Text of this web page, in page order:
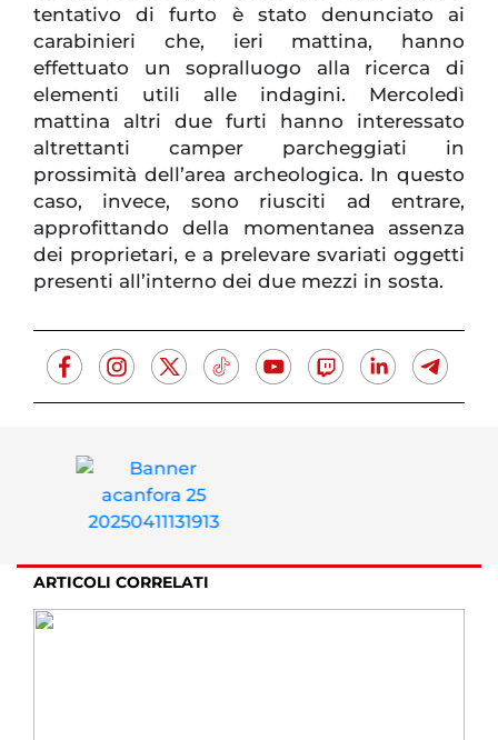
tentativo di furto è stato denunciato ai
carabinieri che, ieri mattina, hanno
effettuato un sopralluogo alla ricerca di
elementi utili alle indagini. Mercoledì
mattina altri due furti hanno interessato
altrettanti camper parcheggiati in
prossimità dell’area archeologica. In questo
caso, invece, sono riusciti ad entrare,
approfittando della momentanea assenza
dei proprietari, e a prelevare svariati oggetti
presenti all’interno dei due mezzi in sosta.
ARTICOLI CORRELATI